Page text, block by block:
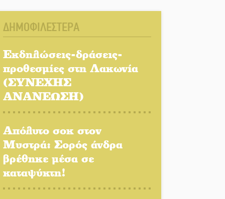
Τα Λαγκάδια κρατούν
πέτρας
Στους ρυθμούς της
Ελεωνόρας Ζουγανέλη το
Πλούσιο πολιτιστικό
πρόγραμμα δίνει «χρώμα»
στον Αύγουστο του Λαχίου
Χασισοφυτεία στην
Παλαιοπαναγιά ξεσκέπασε η
ΔΗΜΟΦΙΛΕΣΤΕΡΑ
Εκδηλώσεις-δράσεις-
προθεσμίες στη Λακωνία
(ΣΥΝΕΧΗΣ
ΑΝΑΝΕΩΣΗ)
Απόλυτο σοκ στον
Μυστρά: Σορός άνδρα
βρέθηκε μέσα σε
καταψύκτη!